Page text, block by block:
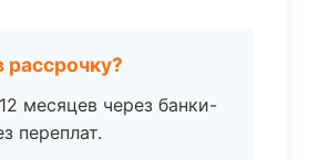
месяцев через банки-
переплат.